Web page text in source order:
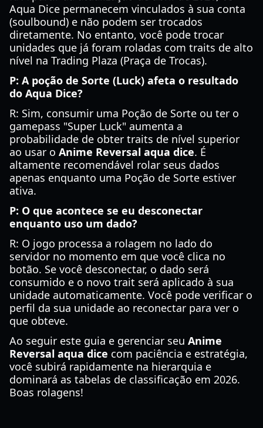
Aqua Dice permanecem vinculados à sua conta
(soulbound) e não podem ser trocados
diretamente. No entanto, você pode trocar
unidades que já foram roladas com traits de alto
nível na Trading Plaza (Praça de Trocas).
P: A poção de Sorte (Luck) afeta o resultado
do Aqua Dice?
R: Sim, consumir uma Poção de Sorte ou ter o
gamepass "Super Luck" aumenta a
probabilidade de obter traits de nível superior
ao usar o Anime Reversal aqua dice. É
altamente recomendável rolar seus dados
apenas enquanto uma Poção de Sorte estiver
ativa.
P: O que acontece se eu desconectar
enquanto uso um dado?
R: O jogo processa a rolagem no lado do
servidor no momento em que você clica no
botão. Se você desconectar, o dado será
consumido e o novo trait será aplicado à sua
unidade automaticamente. Você pode verificar o
perfil da sua unidade ao reconectar para ver o
que obteve.
Ao seguir este guia e gerenciar seu Anime
Reversal aqua dice com paciência e estratégia,
você subirá rapidamente na hierarquia e
dominará as tabelas de classificação em 2026.
Boas rolagens!